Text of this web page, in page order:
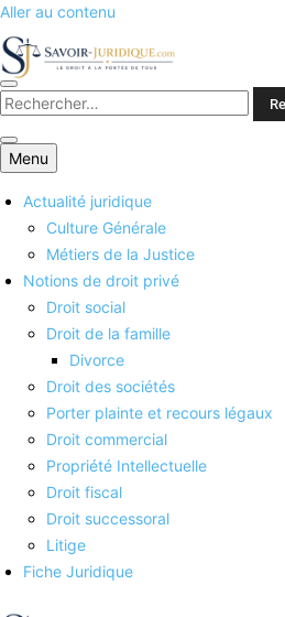
Aller au contenu
Savoirs juridiques
Menu
Actualité juridique
Culture Générale
Métiers de la Justice
Notions de droit privé
Droit social
Droit de la famille
Divorce
Droit des sociétés
Porter plainte et recours légaux
Droit commercial
Propriété Intellectuelle
Droit fiscal
Droit successoral
Litige
Fiche Juridique